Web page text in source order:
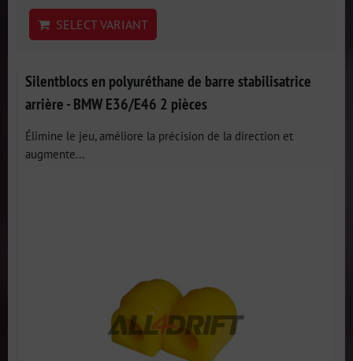
SELECT VARIANT
Silentblocs en polyuréthane de barre stabilisatrice
arrière - BMW E36/E46 2 pièces
Élimine le jeu, améliore la précision de la direction et
augmente...